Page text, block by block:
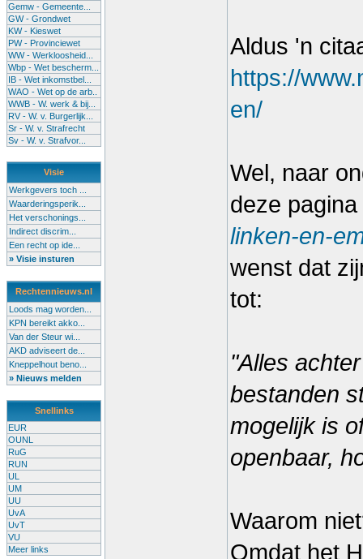
Gemw - Gemeente...
GW - Grondwet
KW - Kieswet
PW - Provinciewet
WW - Werkloosheid...
Wbp - Wet bescherm...
IB - Wet inkomstbel...
WAO - Wet op de arb..
WWB - W. werk & bij...
RV - W. v. Burgerlijk...
Sr - W. v. Strafrecht
Sv - W. v. Strafvor...
Visie
Werkgevers toch ...
Waarderingsperik...
Het verschonings...
Indirect discrim...
Een recht op ide...
» Visie insturen
Rechtennieuws.nl
Loods mag worden...
KPN bereikt akko...
Van der Steur wi...
AKD adviseert de...
Kneppelhout beno...
» Nieuws melden
Snellinks
EUR
OUNL
RuG
RUN
UL
UM
UU
UvA
UvT
VU
Meer links
Aldus 'n
https://
en/
Wel, naar
deze pagina
linken-en-
wenst dat
tot:
"Alles
bestanden
mogelijk is
openbaar,
Waarom
Omdat het